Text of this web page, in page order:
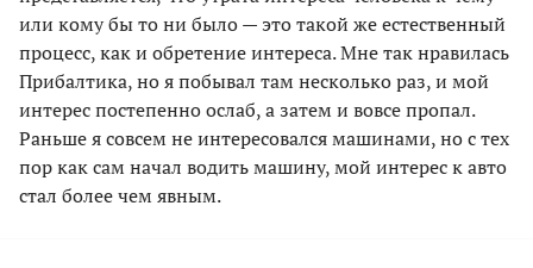
или кому бы то ни было — это такой же естественный
процесс, как и обретение интереса. Мне так нравилась
Прибалтика, но я побывал там несколько раз, и мой
интерес постепенно ослаб, а затем и вовсе пропал.
Раньше я совсем не интересовался машинами, но с тех
пор как сам начал водить машину, мой интерес к авто
стал более чем явным.